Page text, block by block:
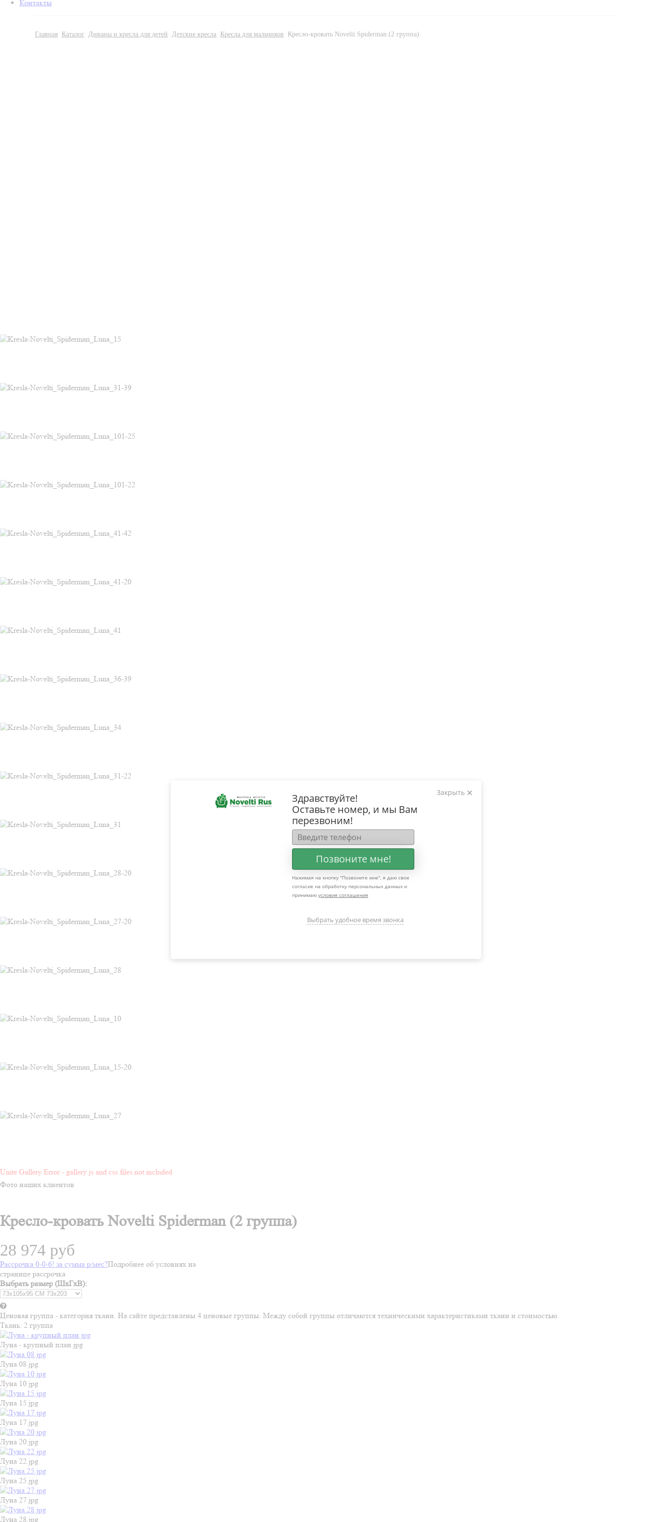
Контакты
Главная Каталог Диваны и кресла для детей Детские кресла Кресла для мальчиков Кресло-кровать Novelti Spiderman (2 группа)
Unite Gallery Error - gallery js and css files not included
Фото наших клиентов
Кресло-кровать Novelti Spiderman (2 группа)
28 974 руб
Рассрочка 0-0-6! за сумма р/мес?Подробнее об условиях на
странице рассрочка
Выбрать размер (ШхГхВ):
Ценовая группа - категория ткани. На сайте представлены 4 ценовые группы. Между собой группы отличаются техническими характеристиками ткани и стоимостью.
Ткань: 2 группа
Луна - крупный план.jpg
Луна 08.jpg
Луна 10.jpg
Луна 15.jpg
Луна 17.jpg
Луна 20.jpg
Луна 22.jpg
Луна 25.jpg
Луна 27.jpg
Луна 28.jpg
Закрыть
Здравствуйте!
Оставьте номер, и мы Вам
перезвоним!
Позвоните мне!
Нажимая на кнопку "Позвоните мне", я даю свое
согласие на обработку персональных данных и
принимаю условия соглашения
Выбрать удобное время звонка